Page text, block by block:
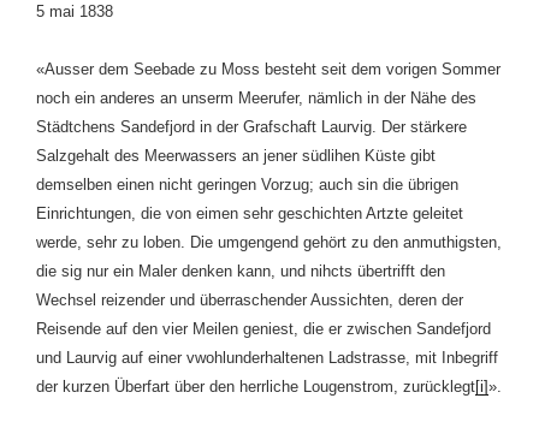
5 mai 1838
«Ausser dem Seebade zu Moss besteht seit dem vorigen Sommer
noch ein anderes an unserm Meerufer, nämlich in der Nähe des
Städtchens Sandefjord in der Grafschaft Laurvig. Der stärkere
Salzgehalt des Meerwassers an jener südlihen Küste gibt
demselben einen nicht geringen Vorzug; auch sin die übrigen
Einrichtungen, die von eimen sehr geschichten Artzte geleitet
werde, sehr zu loben. Die umgengend gehört zu den anmuthigsten,
die sig nur ein Maler denken kann, und nihcts übertrifft den
Wechsel reizender und überraschender Aussichten, deren der
Reisende auf den vier Meilen geniest, die er zwischen Sandefjord
und Laurvig auf einer vwohlunderhaltenen Ladstrasse, mit Inbegriff
der kurzen Überfart über den herrliche Lougenstrom, zurücklegt[i]».